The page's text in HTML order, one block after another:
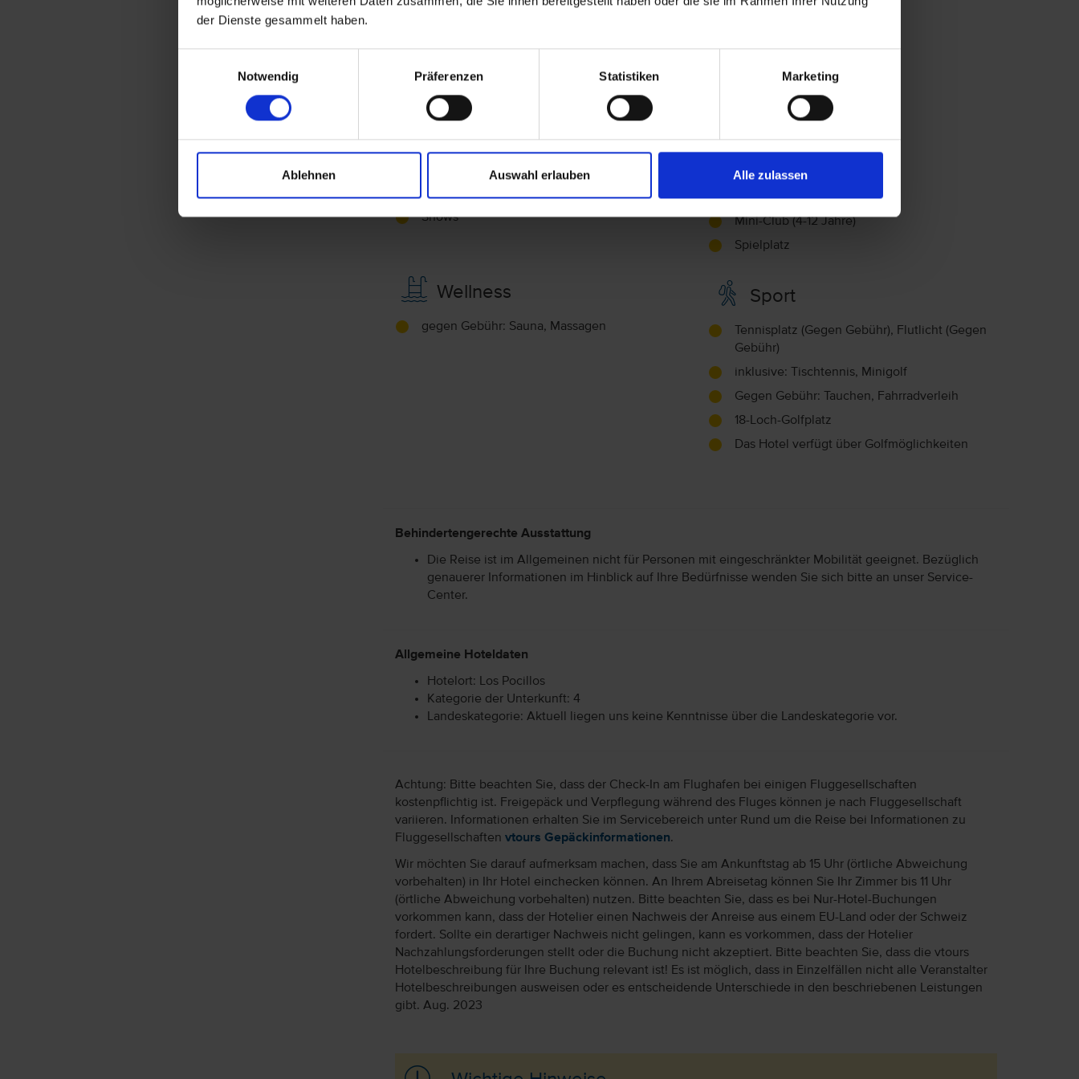
der Dienste gesammelt haben.
Notwendig
Präferenzen Statistiken Marketing
Ablehnen Auswahl erlauben Alle zulassen
Junior Suite (JS)
Bad oder Dusche und WC
Unterhaltung
Sportanimation
Shows
Kinderanimation
Mini-Club (4-12 Jahre)
Spielplatz
Wellness
gegen Gebühr: Sauna, Massagen
Sport
Tennisplatz (Gegen Gebühr), Flutlicht (Gegen
Gebühr)
inklusive: Tischtennis, Minigolf
Gegen Gebühr: Tauchen, Fahrradverleih
18-Loch-Golfplatz
Das Hotel verfügt über Golfmöglichkeiten
Behindertengerechte Ausstattung
Die Reise ist im Allgemeinen nicht für Personen mit eingeschränkter Mobilität geeignet. Bezüglich
genauerer Informationen im Hinblick auf Ihre Bedürfnisse wenden Sie sich bitte an unser Service-
Center.
Allgemeine Hoteldaten
Hotelort: Los Pocillos
Kategorie der Unterkunft: 4
Landeskategorie: Aktuell liegen uns keine Kenntnisse über die Landeskategorie vor.
Achtung: Bitte beachten Sie, dass der Check-In am Flughafen bei einigen Fluggesellschaften
kostenpflichtig ist. Freigepäck und Verpflegung während des Fluges können je nach Fluggesellschaft
variieren. Informationen erhalten Sie im Servicebereich unter Rund um die Reise bei Informationen zu
Fluggesellschaften vtours Gepäckinformationen.
Wir möchten Sie darauf aufmerksam machen, dass Sie am Ankunftstag ab 15 Uhr (örtliche Abweichung
vorbehalten) in Ihr Hotel einchecken können. An Ihrem Abreisetag können Sie Ihr Zimmer bis 11 Uhr
(örtliche Abweichung vorbehalten) nutzen. Bitte beachten Sie, dass es bei Nur-Hotel-Buchungen
vorkommen kann, dass der Hotelier einen Nachweis der Anreise aus einem EU-Land oder der Schweiz
fordert. Sollte ein derartiger Nachweis nicht gelingen, kann es vorkommen, dass der Hotelier
Nachzahlungsforderungen stellt oder die Buchung nicht akzeptiert. Bitte beachten Sie, dass die vtours
Hotelbeschreibung für Ihre Buchung relevant ist! Es ist möglich, dass in Einzelfällen nicht alle Veranstalter
Hotelbeschreibungen ausweisen oder es entscheidende Unterschiede in den beschriebenen Leistungen
gibt. Aug. 2023